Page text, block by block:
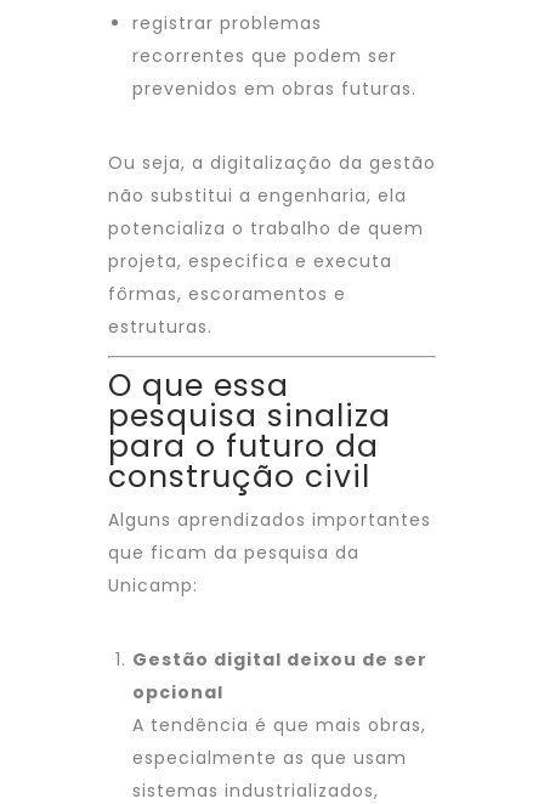
registrar problemas
recorrentes que podem ser
prevenidos em obras futuras.
Ou seja, a digitalização da gestão
não substitui a engenharia, ela
potencializa o trabalho de quem
projeta, especifica e executa
fôrmas, escoramentos e
estruturas.
O que essa
pesquisa sinaliza
para o futuro da
construção civil
Alguns aprendizados importantes
que ficam da pesquisa da
Unicamp:
Gestão digital deixou de ser
opcional
A tendência é que mais obras,
especialmente as que usam
sistemas industrializados,